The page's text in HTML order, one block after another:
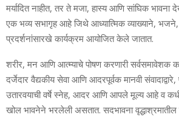
मर्यादित नाहीत, तर ते मजा, हास्य आणि सांघिक भावना
एक भव्य सभागृह आहे जिथे आध्यात्मिक व्याख्याने,
प्रदर्शनांसारखे कार्यक्रम आयोजित केले जातात.
शरीर, मन आणि आत्म्याचे पोषण करणारी सर्वसमावेशक
दर्जेदार वैद्यकीय सेवा आणि आदरपूर्वक मानवी संवादाद्वारे,
उतारवयाची वर्षे स्नेह, आदर आणि आपले मूल्य आहे व
खोल भावनेने भरलेली असतात. सदभावना